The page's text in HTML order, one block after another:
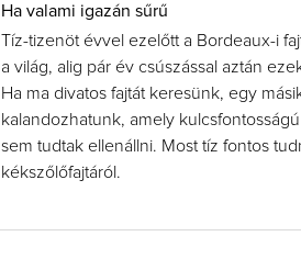
Ha valami igazán sűrű
Tíz-tizenöt évvel ezelőtt a Bordeaux-i
a világ, alig pár év csúszással aztán
Ha ma divatos fajtát keresünk, egy
kalandozhatunk, amely
sem tudtak ellenállni. Most tíz fontos
kékszőlőfajtáról.